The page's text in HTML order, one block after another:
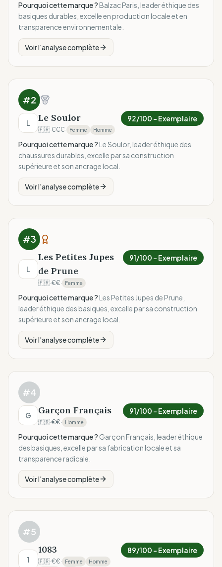
Pourquoi cette marque ?Balzac Paris, leader éthique des
basiques durables, excelle en production locale et en
transparence environnementale.
Voir l'analyse complète
#2
L Le Soulor
🇫🇷·€€€· Femme Homme
92/100 – Exemplaire
Pourquoi cette marque ?Le Soulor, leader éthique des
chaussures durables, excelle par sa construction
supérieure et son ancrage local.
Voir l'analyse complète
#3
L
Les Petites Jupes
de Prune
🇫🇷·€€· Femme
91/100 – Exemplaire
Pourquoi cette marque ?Les Petites Jupes de Prune,
leader éthique des basiques, excelle par sa construction
supérieure et son ancrage local.
Voir l'analyse complète
#4
G Garçon Français
🇫🇷·€€· Homme
91/100 – Exemplaire
Pourquoi cette marque ? Garçon Français, leader éthique
des basiques, excelle par sa fabrication locale et sa
transparence radicale.
Voir l'analyse complète
#5
1
1083
🇫🇷·€€· Femme Homme
89/100 – Exemplaire